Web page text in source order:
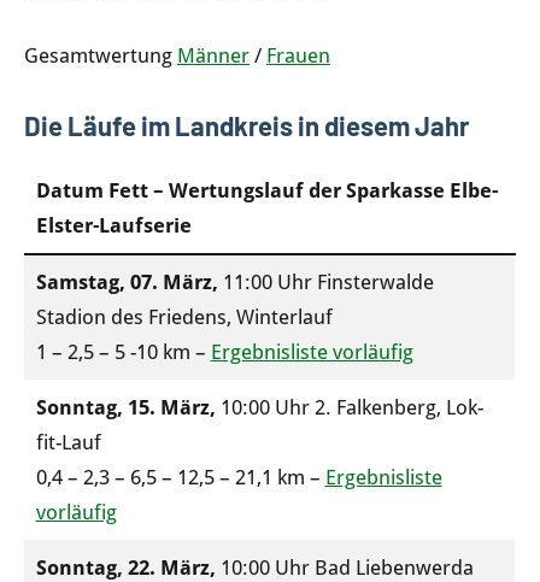
Gesamtwertung Männer / Frauen
Die Läufe im Landkreis in diesem Jahr
Datum Fett – Wertungslauf der Sparkasse Elbe-
Elster-Laufserie
Samstag, 07. März, 11:00 Uhr Finsterwalde
Stadion des Friedens, Winterlauf
1 – 2,5 – 5 -10 km – Ergebnisliste vorläufig
Sonntag, 15. März, 10:00 Uhr 2. Falkenberg, Lok-
fit-Lauf
0,4 – 2,3 – 6,5 – 12,5 – 21,1 km – Ergebnisliste
vorläufig
Sonntag, 22. März, 10:00 Uhr Bad Liebenwerda